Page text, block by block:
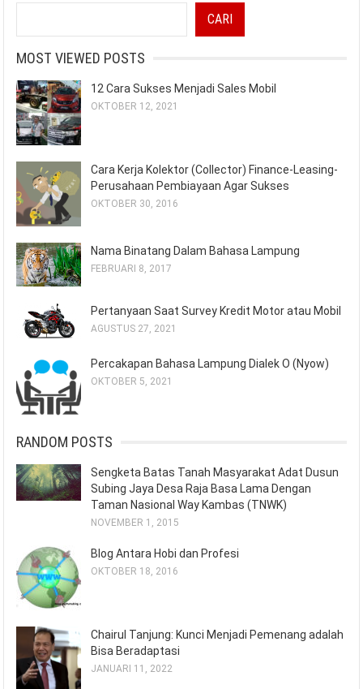
CARI
MOST VIEWED POSTS
12 Cara Sukses Menjadi Sales Mobil
OKTOBER 12, 2021
Cara Kerja Kolektor (Collector) Finance-Leasing-
Perusahaan Pembiayaan Agar Sukses
OKTOBER 30, 2016
Nama Binatang Dalam Bahasa Lampung
FEBRUARI 8, 2017
Pertanyaan Saat Survey Kredit Motor atau Mobil
AGUSTUS 27, 2021
Percakapan Bahasa Lampung Dialek O (Nyow)
OKTOBER 5, 2021
RANDOM POSTS
Sengketa Batas Tanah Masyarakat Adat Dusun
Subing Jaya Desa Raja Basa Lama Dengan
Taman Nasional Way Kambas (TNWK)
NOVEMBER 1, 2015
Blog Antara Hobi dan Profesi
OKTOBER 18, 2016
Chairul Tanjung: Kunci Menjadi Pemenang adalah
Bisa Beradaptasi
JANUARI 11, 2022